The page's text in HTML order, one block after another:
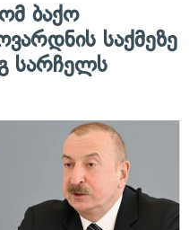
ბაქო
საქმეზე
სარჩელს